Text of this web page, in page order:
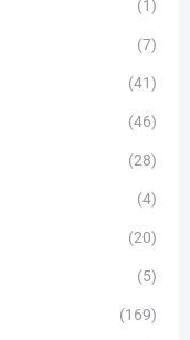
(1)
(7)
(41)
(46)
(28)
(4)
(20)
(5)
(169)